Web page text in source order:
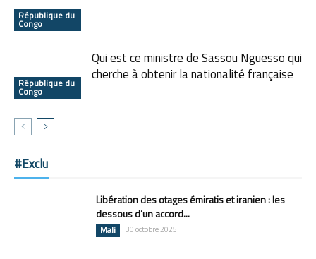
République du
Congo
République du
Congo
Qui est ce ministre de Sassou Nguesso qui
cherche à obtenir la nationalité française
#Exclu
Libération des otages émiratis et iranien : les
dessous d’un accord...
Mali 30 octobre 2025